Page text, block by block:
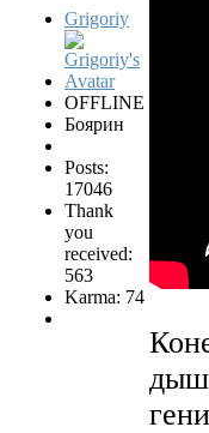
Grigoriy
OFFLINE
Боярин
Posts:
17046
Thank
you
received:
563
Karma: 74